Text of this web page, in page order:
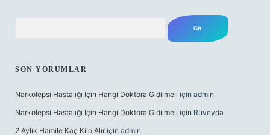
SON YORUMLAR
Narkolepsi Hastalığı Için Hangi Doktora Gidilmeli için admin
Narkolepsi Hastalığı Için Hangi Doktora Gidilmeli için Rüveyda
2 Aylık Hamile Kaç Kilo Alır için admin